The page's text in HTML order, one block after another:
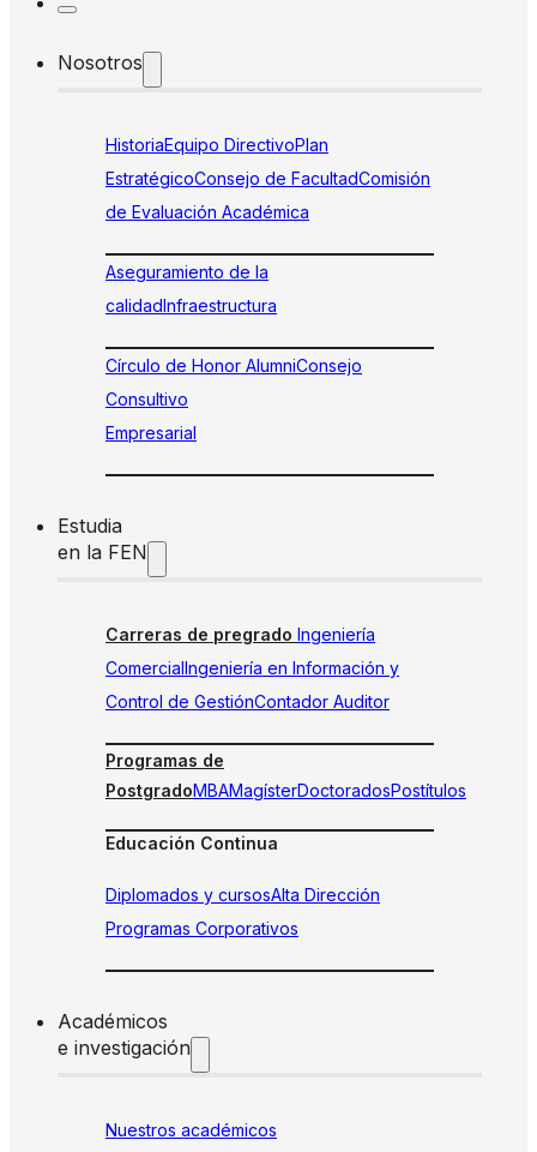
Nosotros
HistoriaEquipo DirectivoPlan
EstratégicoConsejo de FacultadComisión
de Evaluación Académica
Aseguramiento de la
calidadInfraestructura
Círculo de Honor AlumniConsejo
Consultivo
Empresarial
Estudia
en la FEN
Carreras de pregrado Ingeniería
ComercialIngeniería en Información y
Control de GestiónContador Auditor
Programas de
PostgradoMBAMagísterDoctoradosPostítulos
Educación Continua
Diplomados y cursosAlta Dirección
Programas Corporativos
Académicos
e investigación
Nuestros académicos